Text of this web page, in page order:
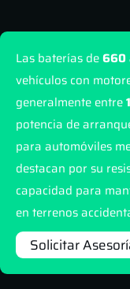
Las baterías de660
vehículos con
generalmente entre
potencia de
para automóviles
destacan por su
capacidad para
en terrenos
Solicitar